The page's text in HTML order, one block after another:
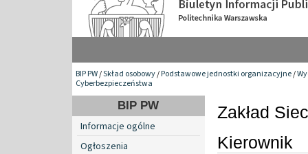
BIP PW/Skład osobowy/Podstawowe jednostki organizacyjne/
Cyberbezpieczeństwa
BIP PW
Informacje ogólne
Ogłoszenia
Zakład
Kierownik